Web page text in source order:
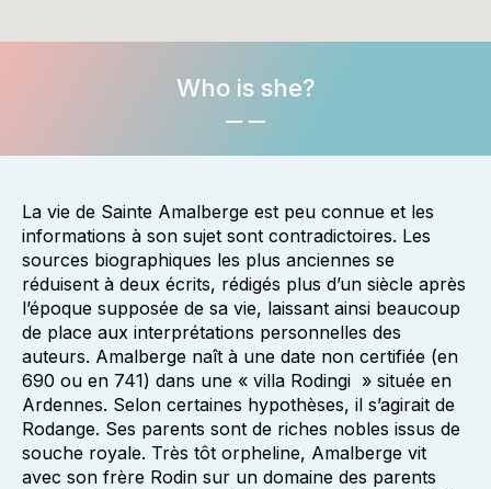
Who is she?
La vie de Sainte Amalberge est peu connue et les
informations à son sujet sont contradictoires. Les
sources biographiques les plus anciennes se
réduisent à deux écrits, rédigés plus d’un siècle après
l’époque supposée de sa vie, laissant ainsi beaucoup
de place aux interprétations personnelles des
auteurs. Amalberge naît à une date non certifiée (en
690 ou en 741) dans une « villa Rodingi » située en
Ardennes. Selon certaines hypothèses, il s’agirait de
Rodange. Ses parents sont de riches nobles issus de
souche royale. Très tôt orpheline, Amalberge vit
avec son frère Rodin sur un domaine des parents